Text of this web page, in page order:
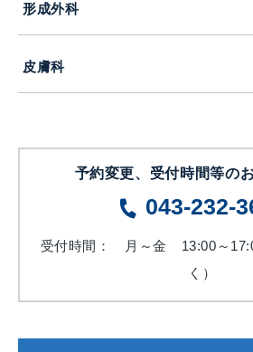
形成外科
皮膚科
予約変更、受付時間等の
043-232-
受付時間： 月～金 13:00～
く）